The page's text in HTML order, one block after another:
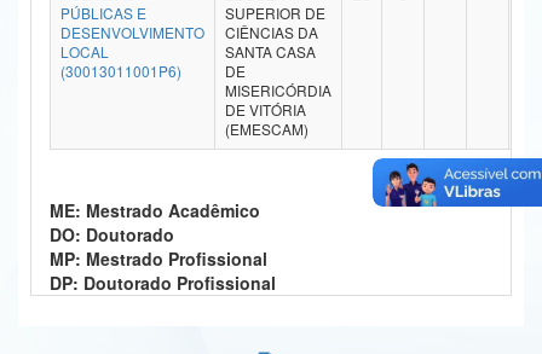
Ministério da Ciência, Tecnologia, Inovações e Comunicações
Ministério do Meio Ambiente
Controladoria-Geral da União
Ministério da Mulher, da Família e dos Direitos Humanos
PÚBLICAS E
DESENVOLVIMENTO
LOCAL
(30013011001P6)
SUPERIOR DE
CIÊNCIAS DA
SANTA CASA
DE
MISERICÓRDIA
DE VITÓRIA
(EMESCAM)
ME: Mestrado Acadêmico
DO: Doutorado
MP: Mestrado Profissional
DP: Doutorado Profissional